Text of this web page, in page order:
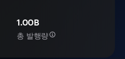
1.00B
총 발행량